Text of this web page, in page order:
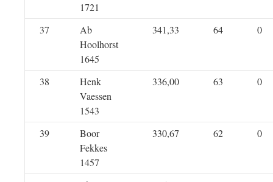
1721
37
Ab
Hoolhorst
1645
341,33 64 0
38
Henk
Vaessen
1543
336,00 63 0
39
Boor
Fekkes
1457
330,67 62 0